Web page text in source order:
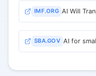
IMF.ORG AI Will
SBA.GOV AI for